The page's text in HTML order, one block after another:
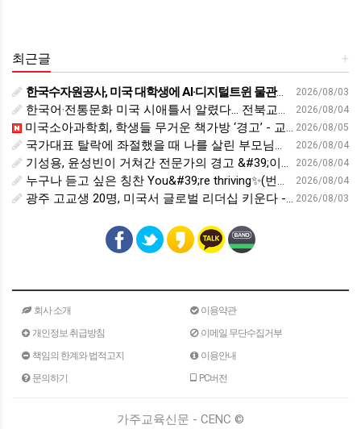
+
최근글
2026/08/03
한국수자원공사, 미국 대학생에 AI·디지털트윈 물관리 교육 - cfnews.kr
2026/08/04
한국어·전통문화 미국 시애틀서 알렸다… 전북교육청, 국제교육 협력 확대 - 세계일보
2026/08/05
미국소아과학회, 학생들 무거운 책가방 ‘경고’ - 교육플러스
2026/08/04
국가대표 탈락에 좌절했을 때 나를 살린 부모님의 &#39;이 행동&#39; | 김아랑 전 쇼트트랙 선수 | 국가대표 쇼트트랙 올림픽 금메달 | 세바시 2116회
2026/08/04
기성용, 윤성빈이 거쳐간 전문가의 경고 &#39;이런 사람은 운동, 안하는 게 낫습니다&#39; | 홍정기 차의과대학스포츠의학대학원장 | 운동 건강 체중조절 면역력 | 세바시 2118회
2026/08/04
누구나 듣고 싶은 칭찬 You&#39;re thriving✨(번창❌)
2026/08/03
광주 고교생 20명, 미국서 글로벌 리더십 키운다 - 호남교육신문
회사 소개
이용약관
개인정보 취급방침
이메일 무단수집거부
책임의 한계와 법적고지
이용안내
문의하기
PC버전
가주교육신문 - CENC ©